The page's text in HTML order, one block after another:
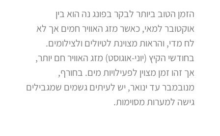
הזמן הטוב ביותר לבקר בפונג נה הוא בין
אוקטובר למאי, כאשר מזג האוויר חמים אך לא
לח מדי, והראות מצוינת לטיולים ולצילומים.
בחודשי הקיץ (יוני-אוגוסט) מזג האוויר חם יותר,
אך זהו זמן מצוין לפעילויות מים. בחורף,
מנובמבר עד ינואר, יש לעיתים גשמים שמגבילים
גישה למערות מסוימות.